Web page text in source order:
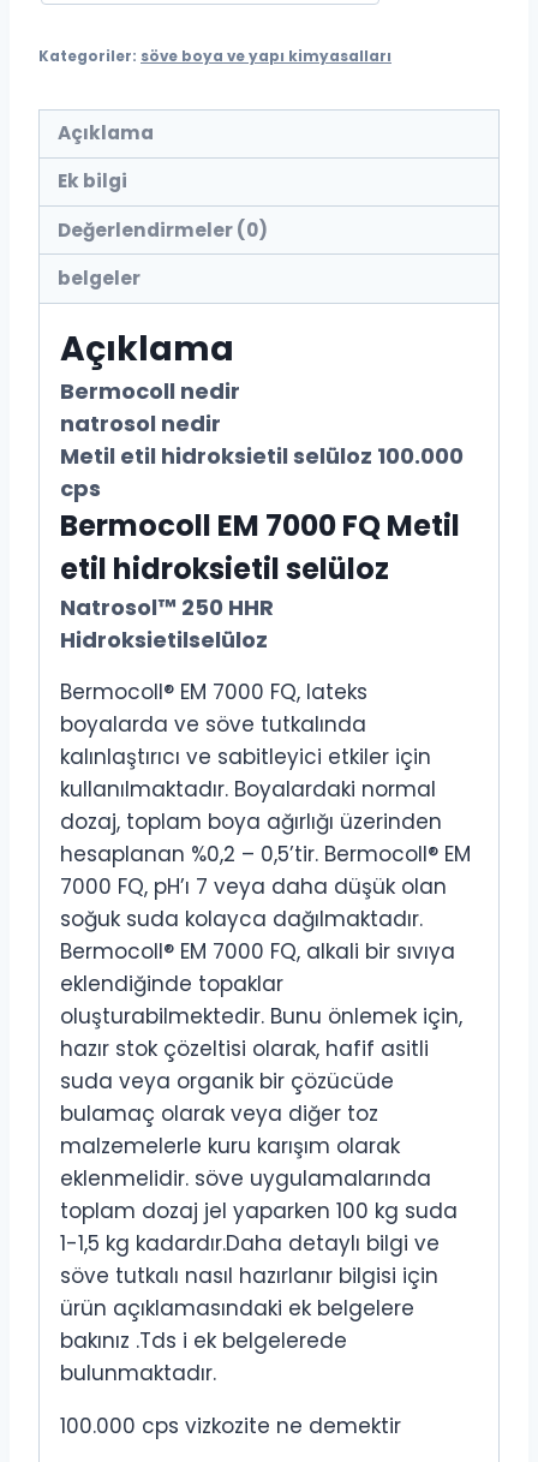
Kategoriler: söve boya ve yapı kimyasalları
Açıklama
Ek bilgi
Değerlendirmeler (0)
belgeler
Açıklama
Bermocoll nedir
natrosol nedir
Metil etil hidroksietil selüloz 100.000
cps
Bermocoll EM 7000 FQ Metil
etil hidroksietil selüloz
Natrosol™ 250 HHR
Hidroksietilselüloz
Bermocoll® EM 7000 FQ, lateks
boyalarda ve söve tutkalında
kalınlaştırıcı ve sabitleyici etkiler için
kullanılmaktadır. Boyalardaki normal
dozaj, toplam boya ağırlığı üzerinden
hesaplanan %0,2 – 0,5’tir. Bermocoll® EM
7000 FQ, pH’ı 7 veya daha düşük olan
soğuk suda kolayca dağılmaktadır.
Bermocoll® EM 7000 FQ, alkali bir sıvıya
eklendiğinde topaklar
oluşturabilmektedir. Bunu önlemek için,
hazır stok çözeltisi olarak, hafif asitli
suda veya organik bir çözücüde
bulamaç olarak veya diğer toz
malzemelerle kuru karışım olarak
eklenmelidir. söve uygulamalarında
toplam dozaj jel yaparken 100 kg suda
1-1,5 kg kadardır.Daha detaylı bilgi ve
söve tutkalı nasıl hazırlanır bilgisi için
ürün açıklamasındaki ek belgelere
bakınız .Tds i ek belgelerede
bulunmaktadır.
100.000 cps vizkozite ne demektir